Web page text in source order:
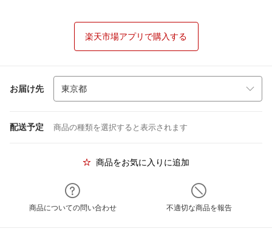
楽天市場アプリで購入する
お届け先
配送予定 商品の種類を選択すると表示されます
商品をお気に入りに追加
商品についての問い合わせ 不適切な商品を報告